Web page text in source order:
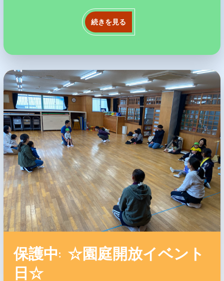
続きを見る
保護中: ☆園庭開放イベント
日☆